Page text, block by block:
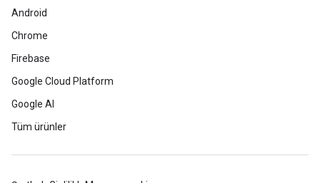
Android
Chrome
Firebase
Google Cloud Platform
Google AI
Tüm ürünler